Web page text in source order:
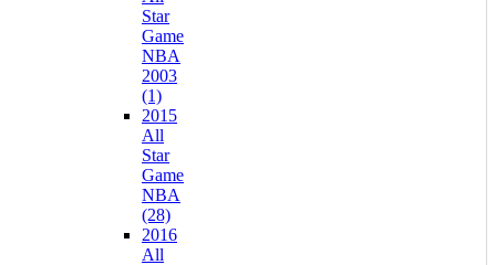
Star
Game
NBA
2003
(1)
2015
All
Star
Game
NBA
(28)
2016
All